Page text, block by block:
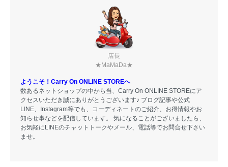
店長
★MaMaDa★
ようこそ！Carry On ONLINE STOREへ
数あるネットショップの中から当、Carry On ONLINE STOREにア
クセスいただき誠にありがとうございます♪ ブログ記事や公式
LINE、Instagram等でも、コーディネートのご紹介、お得情報やお
知らせ事などを配信しています。 気になることがございましたら、
お気軽にLINEのチャットトークやメール、電話等でお問合せ下さい
ませ。